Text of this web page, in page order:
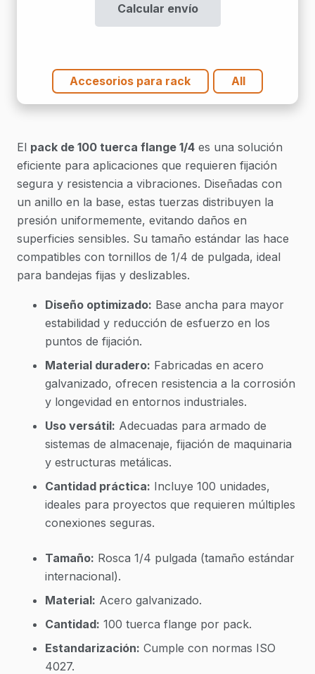
Calcular envío
Accesorios para rack All
El pack de 100 tuerca flange 1/4 es una solución
eficiente para aplicaciones que requieren fijación
segura y resistencia a vibraciones. Diseñadas con
un anillo en la base, estas tuerzas distribuyen la
presión uniformemente, evitando daños en
superficies sensibles. Su tamaño estándar las hace
compatibles con tornillos de 1/4 de pulgada, ideal
para bandejas fijas y deslizables.
Diseño optimizado: Base ancha para mayor
estabilidad y reducción de esfuerzo en los
puntos de fijación.
Material duradero: Fabricadas en acero
galvanizado, ofrecen resistencia a la corrosión
y longevidad en entornos industriales.
Uso versátil: Adecuadas para armado de
sistemas de almacenaje, fijación de maquinaria
y estructuras metálicas.
Cantidad práctica: Incluye 100 unidades,
ideales para proyectos que requieren múltiples
conexiones seguras.
Tamaño: Rosca 1/4 pulgada (tamaño estándar
internacional).
Material: Acero galvanizado.
Cantidad: 100 tuerca flange por pack.
Estandarización: Cumple con normas ISO
4027.